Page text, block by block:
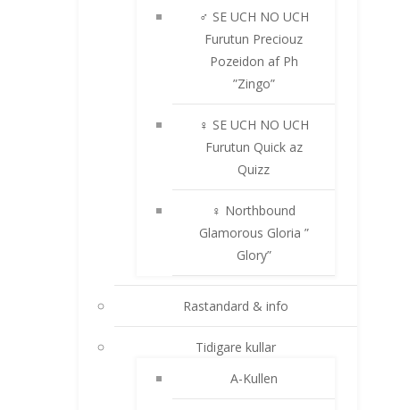
♂ SE UCH NO UCH
Furutun Preciouz
Pozeidon af Ph
”Zingo”
♀ SE UCH NO UCH
Furutun Quick az
Quizz
♀ Northbound
Glamorous Gloria ”
Glory”
Rastandard & info
Tidigare kullar
A-Kullen